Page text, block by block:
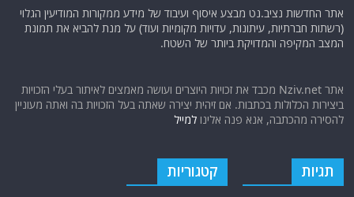
אתר החדשות נציב.נט מבצע איסוף ועיבוד של מידע ממקורות המודיעין הגלוי
(רשתות חברתיות, עיתונות, עדויות מקומיות ועוד) על מנת להביא את תמונת
המצב המקיפה והמדויקת ביותר של השטח.
אתר Nziv.net מכבד את זכויות היוצרים ועושה מאמצים לאיתור בעלי הזכויות
ביצירות הכלולות בכתבות. אם זיהית יצירה שאתה בעל הזכויות בה ואתה מעוניין
להסירה מהכתבה, אנא פנה אלינולמייל
תגיות קטגוריות